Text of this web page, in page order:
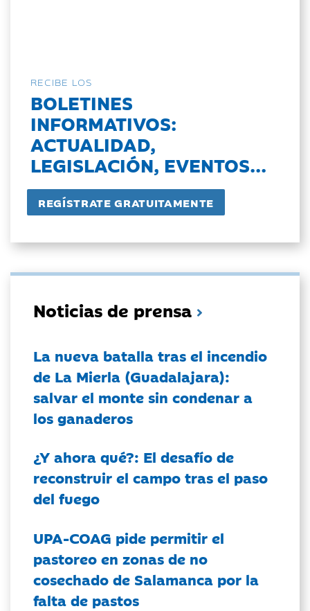
RECIBE LOS
BOLETINES
INFORMATIVOS:
ACTUALIDAD,
LEGISLACIÓN, EVENTOS...
Noticias de prensa
La nueva batalla tras el incendio
de La Mierla (Guadalajara):
salvar el monte sin condenar a
los ganaderos
¿Y ahora qué?: El desafío de
reconstruir el campo tras el paso
del fuego
UPA-COAG pide permitir el
pastoreo en zonas de no
cosechado de Salamanca por la
falta de pastos